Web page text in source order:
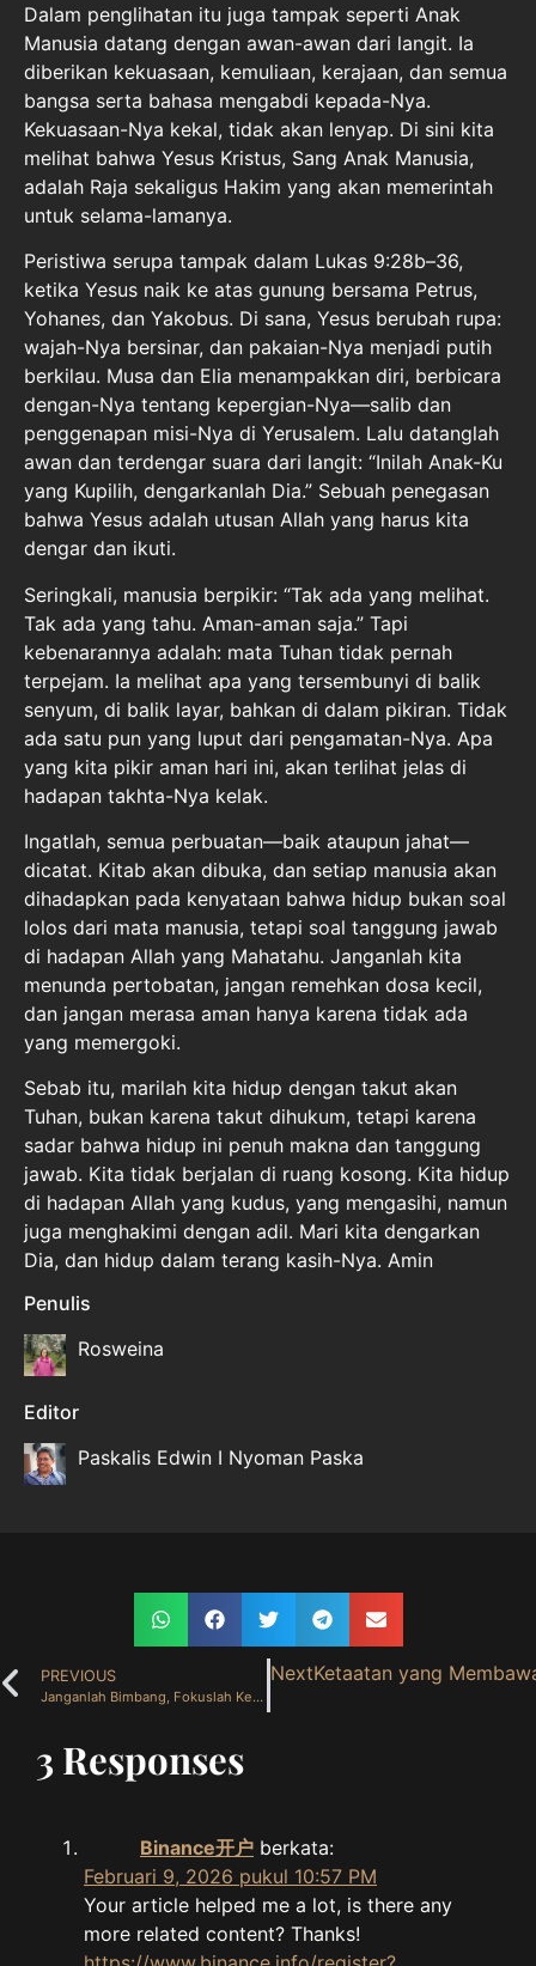
Dalam penglihatan itu juga tampak seperti Anak
Manusia datang dengan awan-awan dari langit. Ia
diberikan kekuasaan, kemuliaan, kerajaan, dan semua
bangsa serta bahasa mengabdi kepada-Nya.
Kekuasaan-Nya kekal, tidak akan lenyap. Di sini kita
melihat bahwa Yesus Kristus, Sang Anak Manusia,
adalah Raja sekaligus Hakim yang akan memerintah
untuk selama-lamanya.
Peristiwa serupa tampak dalam Lukas 9:28b–36,
ketika Yesus naik ke atas gunung bersama Petrus,
Yohanes, dan Yakobus. Di sana, Yesus berubah rupa:
wajah-Nya bersinar, dan pakaian-Nya menjadi putih
berkilau. Musa dan Elia menampakkan diri, berbicara
dengan-Nya tentang kepergian-Nya—salib dan
penggenapan misi-Nya di Yerusalem. Lalu datanglah
awan dan terdengar suara dari langit: “Inilah Anak-Ku
yang Kupilih, dengarkanlah Dia.” Sebuah penegasan
bahwa Yesus adalah utusan Allah yang harus kita
dengar dan ikuti.
Seringkali, manusia berpikir: “Tak ada yang melihat.
Tak ada yang tahu. Aman-aman saja.” Tapi
kebenarannya adalah: mata Tuhan tidak pernah
terpejam. Ia melihat apa yang tersembunyi di balik
senyum, di balik layar, bahkan di dalam pikiran. Tidak
ada satu pun yang luput dari pengamatan-Nya. Apa
yang kita pikir aman hari ini, akan terlihat jelas di
hadapan takhta-Nya kelak.
Ingatlah, semua perbuatan—baik ataupun jahat—
dicatat. Kitab akan dibuka, dan setiap manusia akan
dihadapkan pada kenyataan bahwa hidup bukan soal
lolos dari mata manusia, tetapi soal tanggung jawab
di hadapan Allah yang Mahatahu. Janganlah kita
menunda pertobatan, jangan remehkan dosa kecil,
dan jangan merasa aman hanya karena tidak ada
yang memergoki.
Sebab itu, marilah kita hidup dengan takut akan
Tuhan, bukan karena takut dihukum, tetapi karena
sadar bahwa hidup ini penuh makna dan tanggung
jawab. Kita tidak berjalan di ruang kosong. Kita hidup
di hadapan Allah yang kudus, yang mengasihi, namun
juga menghakimi dengan adil. Mari kita dengarkan
Dia, dan hidup dalam terang kasih-Nya. Amin
Penulis
Rosweina
Editor
Paskalis Edwin I Nyoman Paska
PREVIOUS
Janganlah Bimbang, Fokuslah Kepada-Nya (5 Agustus 2025)
NextKetaatan yang
3 Responses
Binance开户 berkata:
Februari 9, 2026 pukul 10:57 PM
Your article helped me a lot, is there any
more related content? Thanks!